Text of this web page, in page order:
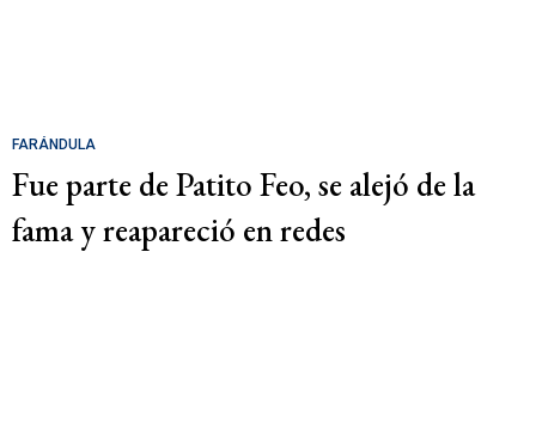
FARÁNDULA
Fue parte de Patito Feo, se alejó de la
fama y reapareció en redes